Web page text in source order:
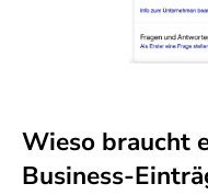
Wieso braucht
Business-